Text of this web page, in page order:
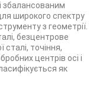
збалансованим
широкого спектру
з геометрії.
безцентрове
сталі, точіння,
центрів осі і
як